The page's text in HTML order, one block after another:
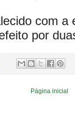
com a
por
Página inicial